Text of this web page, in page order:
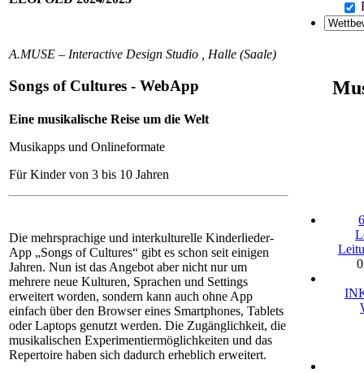
A.MUSE – Interactive Design Studio , Halle (Saale)
Songs of Cultures - WebApp
Eine musikalische Reise um die Welt
Musikapps und Onlineformate
Für Kinder von 3 bis 10 Jahren
Die mehrsprachige und interkulturelle Kinderlieder-
App „Songs of Cultures“ gibt es schon seit einigen
Jahren. Nun ist das Angebot aber nicht nur um
mehrere neue Kulturen, Sprachen und Settings
erweitert worden, sondern kann auch ohne App
einfach über den Browser eines Smartphones, Tablets
oder Laptops genutzt werden. Die Zugänglichkeit, die
musikalischen Experimentiermöglichkeiten und das
Repertoire haben sich dadurch erheblich erweitert.